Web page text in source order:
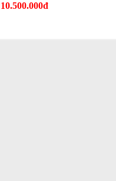
10.500.000đ